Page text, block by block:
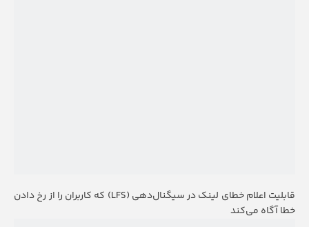
قابلیت اعلام خطای لینک در سیگنال‌دهی (LFS) که کاربران را از رخ دادن
خطا آگاه می‌کند